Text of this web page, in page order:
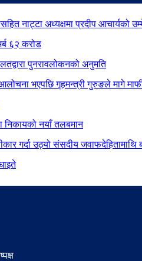
नाट्टा अध्यक्षमा प्रदीप आचार्यको
६२ करोड
पुनरावलोकनको अनुमति
भएपछि गृहमन्त्री गुरुङले मागे
निकायको नयाँ तलबमान
गर्दा उठ्यो संसदीय जवाफदेहितामाथि